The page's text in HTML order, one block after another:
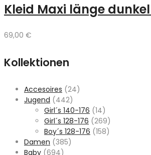
Kleid Maxi länge
69,00 €
Kollektionen
Accesoires (24)
Jugend (442)
Girl´s 140-176 (14)
Girl´s 128-176 (269)
Boy´s 128-176 (158)
Damen (385)
Baby (694)